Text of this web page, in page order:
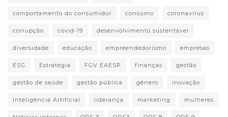
comportamento do consumidor consumo coronavírus
corrupção covid-19 desenvolvimento sustentável
diversidade educação empreendedorismo empresas
ESG Estratégia FGV EAESP finanças gestão
gestão de saúde gestão pública gênero inovação
Inteligência Artificial liderança marketing mulheres